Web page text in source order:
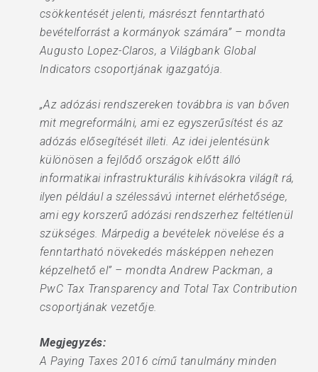
csökkentését jelenti, másrészt fenntartható
bevételforrást a kormányok számára” – mondta
Augusto Lopez-Claros, a Világbank Global
Indicators csoportjának igazgatója.
„Az adózási rendszereken továbbra is van bőven
mit megreformálni, ami ez egyszerűsítést és az
adózás elősegítését illeti. Az idei jelentésünk
különösen a fejlődő országok előtt álló
informatikai infrastrukturális kihívásokra világít rá,
ilyen például a szélessávú internet elérhetősége,
ami egy korszerű adózási rendszerhez feltétlenül
szükséges. Márpedig a bevételek növelése és a
fenntartható növekedés másképpen nehezen
képzelhető el” – mondta Andrew Packman, a
PwC Tax Transparency and Total Tax Contribution
csoportjának vezetője.
Megjegyzés:
A Paying Taxes 2016 című tanulmány minden